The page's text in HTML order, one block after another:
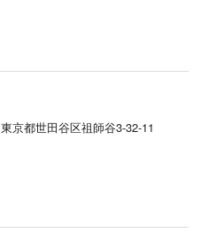
東京都世田谷区祖師谷3-32-11